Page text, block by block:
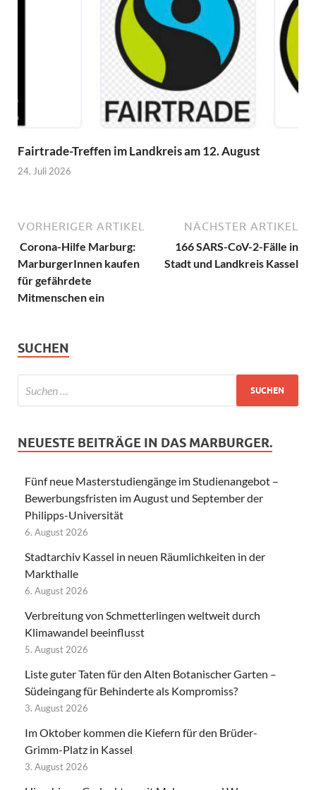
Fairtrade-Treffen im Landkreis am 12. August
24. Juli 2026
VORHERIGER ARTIKEL
Corona-Hilfe Marburg:
MarburgerInnen kaufen
für gefährdete
Mitmenschen ein
NÄCHSTER ARTIKEL
166 SARS-CoV-2-Fälle in
Stadt und Landkreis Kassel
SUCHEN
NEUESTE BEITRÄGE IN DAS MARBURGER.
Fünf neue Masterstudiengänge im Studienangebot –
Bewerbungsfristen im August und September der
Philipps-Universität
6. August 2026
Stadtarchiv Kassel in neuen Räumlichkeiten in der
Markthalle
6. August 2026
Verbreitung von Schmetterlingen weltweit durch
Klimawandel beeinflusst
5. August 2026
Liste guter Taten für den Alten Botanischer Garten –
Südeingang für Behinderte als Kompromiss?
3. August 2026
Im Oktober kommen die Kiefern für den Brüder-
Grimm-Platz in Kassel
3. August 2026